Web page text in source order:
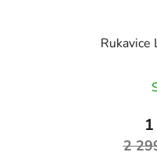
Rukavice
2